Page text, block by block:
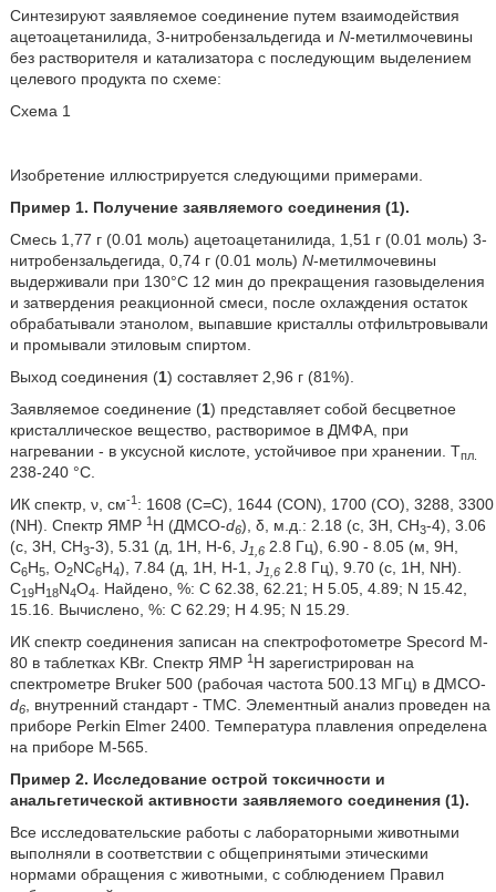
Синтезируют заявляемое соединение путем взаимодействия
ацетоацетанилида, 3-нитробензальдегида и N-метилмочевины
без растворителя и катализатора с последующим выделением
целевого продукта по схеме:
Схема 1
Изобретение иллюстрируется следующими примерами.
Пример 1. Получение заявляемого соединения (1).
Смесь 1,77 г (0.01 моль) ацетоацетанилида, 1,51 г (0.01 моль) 3-
нитробензальдегида, 0,74 г (0.01 моль) N-метилмочевины
выдерживали при 130°С 12 мин до прекращения газовыделения
и затвердения реакционной смеси, после охлаждения остаток
обрабатывали этанолом, выпавшие кристаллы отфильтровывали
и промывали этиловым спиртом.
Выход соединения (1) составляет 2,96 г (81%).
Заявляемое соединение (1) представляет собой бесцветное
кристаллическое вещество, растворимое в ДМФА, при
нагревании - в уксусной кислоте, устойчивое при хранении. Тпл.
238-240 °С.
ИК спектр, ν, см-1: 1608 (C=C), 1644 (CON), 1700 (CO), 3288, 3300
(NH). Спектр ЯМР 1Н (ДМСО-d6), δ, м.д.: 2.18 (с, 3Н, СН3-4), 3.06
(с, 3Н, СН3-3), 5.31 (д, 1Н, Н-6, J1,62.8 Гц), 6.90 - 8.05 (м, 9H,
C6H5, O2NC6H4), 7.84 (д, 1Н, H-1, J1,62.8 Гц), 9.70 (с, 1Н, NH).
C19H18N4O4
. Найдено, %: С 62.38, 62.21; Н 5.05, 4.89; N 15.42,
15.16. Вычислено, %: С 62.29; Н 4.95; N 15.29.
ИК спектр соединения записан на спектрофотометре Specord M-
80 в таблетках KBr. Спектр ЯМР 1Н зарегистрирован на
спектрометре Bruker 500 (рабочая частота 500.13 МГц) в ДМСО-
d6, внутренний стандарт - ТМС. Элементный анализ проведен на
приборе Perkin Elmer 2400. Температура плавления определена
на приборе М-565.
Пример 2. Исследование острой токсичности и
анальгетической активности заявляемого соединения (1).
Все исследовательские работы с лабораторными животными
выполняли в соответствии с общепринятыми этическими
нормами обращения с животными, с соблюдением Правил